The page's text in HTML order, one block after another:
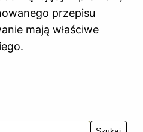
przepisu
mają właściwe